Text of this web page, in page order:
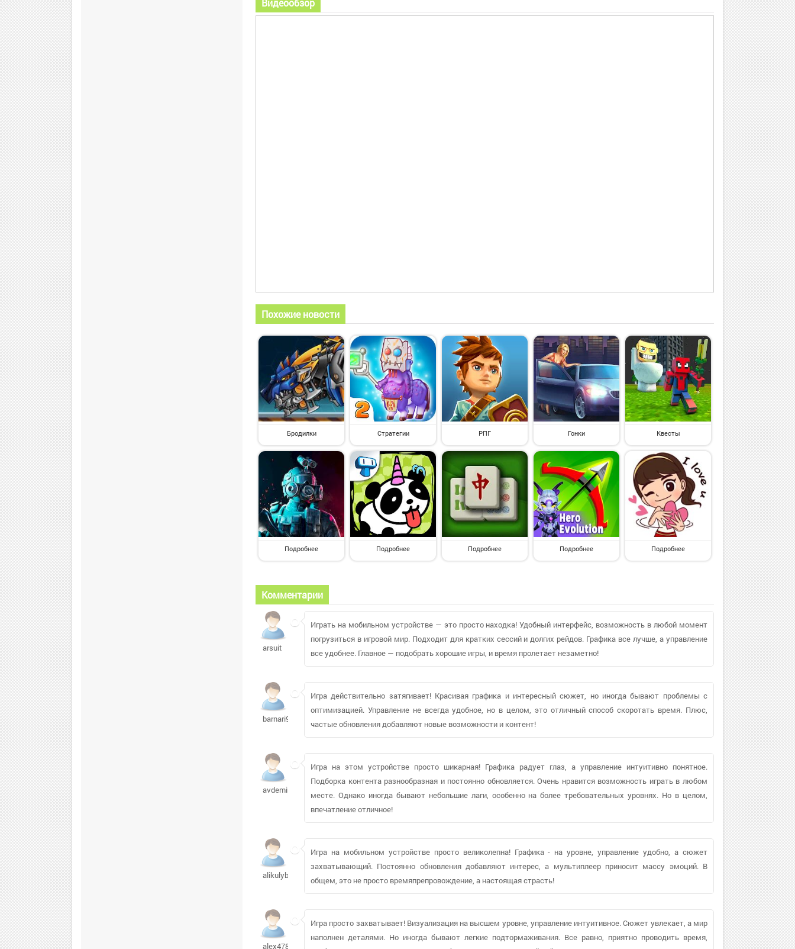
Видеообзор
Похожие новости
Бродилки Стратегии РПГ Гонки Квесты
Подробнее Подробнее Подробнее Подробнее Подробнее
Комментарии
arsuit
Играть на мобильном устройстве — это просто находка! Удобный интерфейс, возможность в любой момент
погрузиться в игровой мир. Подходит для кратких сессий и долгих рейдов. Графика все лучше, а управление
все удобнее. Главное — подобрать хорошие игры, и время пролетает незаметно!
barnari993
Игра действительно затягивает! Красивая графика и интересный сюжет, но иногда бывают проблемы с
оптимизацией. Управление не всегда удобное, но в целом, это отличный способ скоротать время. Плюс,
частые обновления добавляют новые возможности и контент!
avdemina
Игра на этом устройстве просто шикарная! Графика радует глаз, а управление интуитивно понятное.
Подборка контента разнообразная и постоянно обновляется. Очень нравится возможность играть в любом
месте. Однако иногда бывают небольшие лаги, особенно на более требовательных уровнях. Но в целом,
впечатление отличное!
alikulyb792
Игра на мобильном устройстве просто великолепна! Графика - на уровне, управление удобно, а сюжет
захватывающий. Постоянно обновления добавляют интерес, а мультиплеер приносит массу эмоций. В
общем, это не просто времяпрепровождение, а настоящая страсть!
alex478-
Игра просто захватывает! Визуализация на высшем уровне, управление интуитивное. Сюжет увлекает, а мир
наполнен деталями. Но иногда бывают легкие подтормаживания. Все равно, приятно проводить время,